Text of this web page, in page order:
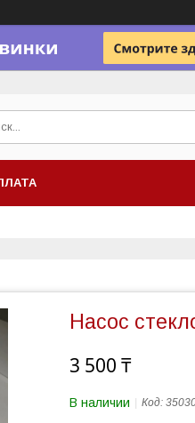
Насос
3 500 ₸
В наличии Код: